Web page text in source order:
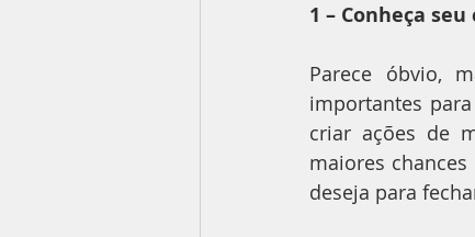
1 – Conheça
Parece óbvio,
importantes
criar ações de
maiores
deseja para